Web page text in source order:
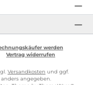
werden
Vertrag widerrufen
Versandkosten und ggf.
angegeben.